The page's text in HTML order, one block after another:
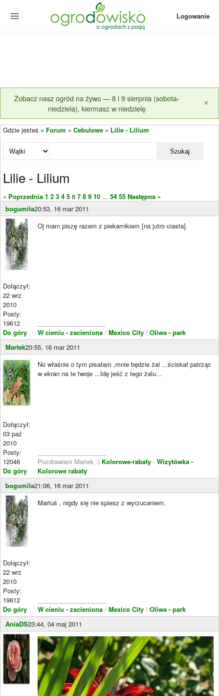
Logowanie
Zobacz nasz ogród na żywo — 8 i 9 sierpnia (sobota-
niedziela), kiermasz w niedzielę
×
Gdzie jesteś » Forum » Cebulowe » Lilie - Lilium
Szukaj
Lilie - Lilium
« Poprzednia 1 2 3 4 5 6 7 8 9 10 ... 54 55 Następna »
bogumila20:53, 16 mar 2011
Dołączył:
22 wrz
2010
Posty:
19612
Do góry
Oj mam piszę razem z piekarnikiem [na jutro ciasta].
W cieniu - zacieniona / Mexico City / Oliwa - park
Martek20:55, 16 mar 2011
Dołączył:
03 paź
2010
Posty:
12046
Do góry
No właśnie o tym pisałam ,mnie będzie żal ...ściskał patrząc
w ekran na te twoje ...Idę jeść z tego żalu...
Pozdrawiam Martek :) Kolorowe-rabaty - Wizytówka -
Kolorowe rabaty
bogumila21:06, 16 mar 2011
Dołączył:
22 wrz
2010
Posty:
19612
Do góry
Martuś , nigdy się nie spiesz z wyrzucaniem.
W cieniu - zacieniona / Mexico City / Oliwa - park
AniaDS23:44, 04 maj 2011